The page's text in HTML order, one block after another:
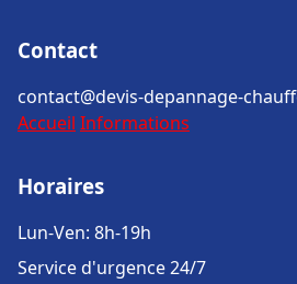
Contact
contact@devis-depannage-
Accueil Informations
Horaires
Lun-Ven: 8h-19h
Service d'urgence 24/7